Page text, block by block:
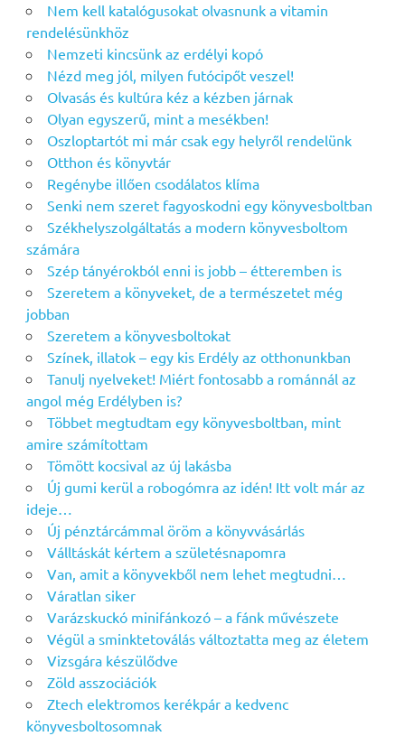
Nem kell katalógusokat olvasnunk a vitamin
rendelésünkhöz
Nemzeti kincsünk az erdélyi kopó
Nézd meg jól, milyen futócipőt veszel!
Olvasás és kultúra kéz a kézben járnak
Olyan egyszerű, mint a mesékben!
Oszloptartót mi már csak egy helyről rendelünk
Otthon és könyvtár
Regénybe illően csodálatos klíma
Senki nem szeret fagyoskodni egy könyvesboltban
Székhelyszolgáltatás a modern könyvesboltom
számára
Szép tányérokból enni is jobb – étteremben is
Szeretem a könyveket, de a természetet még
jobban
Szeretem a könyvesboltokat
Színek, illatok – egy kis Erdély az otthonunkban
Tanulj nyelveket! Miért fontosabb a románnál az
angol még Erdélyben is?
Többet megtudtam egy könyvesboltban, mint
amire számítottam
Tömött kocsival az új lakásba
Új gumi kerül a robogómra az idén! Itt volt már az
ideje…
Új pénztárcámmal öröm a könyvvásárlás
Válltáskát kértem a születésnapomra
Van, amit a könyvekből nem lehet megtudni…
Váratlan siker
Varázskuckó minifánkozó – a fánk művészete
Végül a sminktetoválás változtatta meg az életem
Vizsgára készülődve
Zöld asszociációk
Ztech elektromos kerékpár a kedvenc
könyvesboltosomnak